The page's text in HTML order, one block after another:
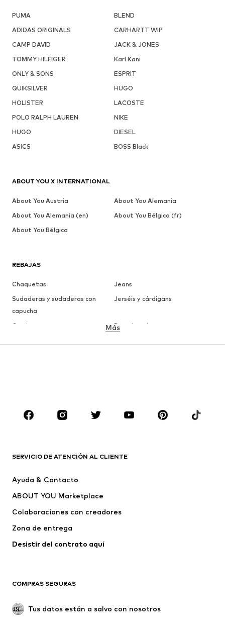
PUMA
BLEND
ADIDAS ORIGINALS
CARHARTT WIP
CAMP DAVID
JACK & JONES
TOMMY HILFIGER
Karl Kani
ONLY & SONS
ESPRIT
QUIKSILVER
HUGO
HOLISTER
LACOSTE
POLO RALPH LAUREN
NIKE
HUGO
DIESEL
ASICS
BOSS Black
REBAJAS
Chaquetas
Jeans
Sudaderas y sudaderas con
capucha
Jerséis y cárdigans
Camisetas
Ropa interior
ROPA
Camisetas
Jeans
Pantalones
Ropa interior
Jerséis y cárdigans
Trajes y chaquetas
Nuevo
Tendencia
Más
SERVICIO DE ATENCIÓN AL CLIENTE
Ayuda & Contacto
ABOUT YOU Marketplace
Colaboraciones con creadores
Zona de entrega
Desistir del contrato aquí
COMPRAS SEGURAS
Tus datos están a salvo con nosotros
ABOUT YOU X INTERNATIONAL
About You Austria
About You Alemania
About You Alemania (en)
About You Bélgica (fr)
About You Bélgica